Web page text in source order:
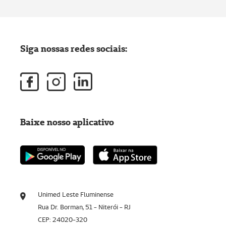
Unimed Leste Fluminense
Rua Dr. Borman, 51 - Niterói - RJ
CEP: 24020-320
Siga nossas redes sociais:
Baixe nosso aplicativo